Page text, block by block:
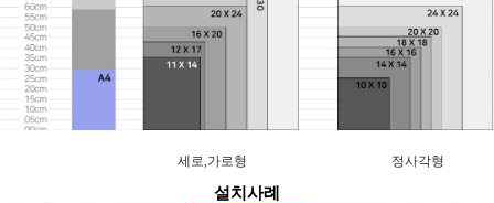
세로,가로형 정사각형
설치사례